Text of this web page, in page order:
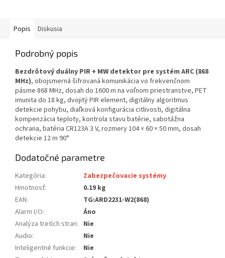
Popis Diskusia
Podrobný popis
Bezdrôtový duálny PIR + MW detektor pre systém ARC (868
MHz), obojsmerná šifrovaná komunikácia vo frekvenčnom
pásme 868 MHz, dosah do 1600 m na voľnom priestranstve, PET
imunita do 18 kg, dvojitý PIR element, digitálny algoritmus
detekcie pohybu, diaľková konfigurácia citlivosti, digitálna
kompenzácia teploty, kontrola stavu batérie, sabotážna
ochrana, batéria CR123A 3 V, rozmery 104 × 60 × 50 mm, dosah
detekcie 12 m 90°
Dodatočné parametre
Kategória:
Zabezpečovacie systémy
Hmotnosť:
0.19 kg
EAN:
TG:ARD2231-W2(868)
Alarm I/O:
Áno
Analýza tretích stran: Nie
Audio:
Nie
Inteligentné funkcie:
Nie